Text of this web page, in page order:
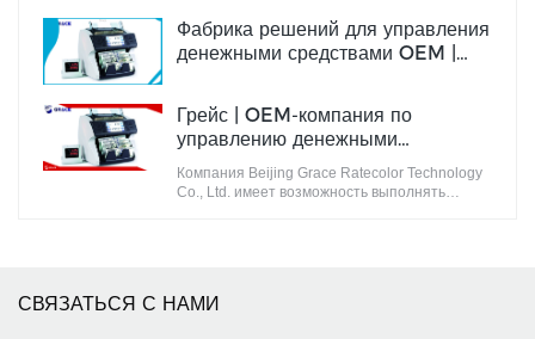
Фабрика решений для управления
денежными средствами OEM |
Грейс | OEM-компания по
управлению денежными
средствами
Компания Beijing Grace Ratecolor Technology
Co., Ltd. имеет возможность выполнять
СВЯЗАТЬСЯ С НАМИ